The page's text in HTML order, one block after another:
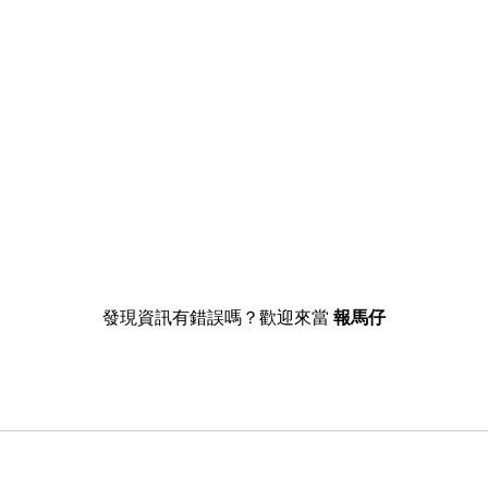
發現資訊有錯誤嗎？歡迎來當報馬仔